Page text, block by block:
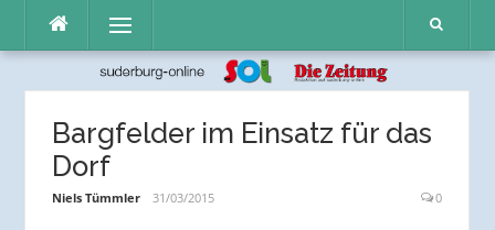
Inhalt
Menü
Bargfelder im Einsatz für das
Dorf
Niels Tümmler 31/03/2015 0